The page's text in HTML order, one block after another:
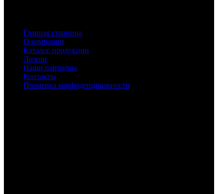
Главная страница
О компании
Каталог продукции
Лизинг
Наши партнёры
Контакты
Политика конфиденциальности